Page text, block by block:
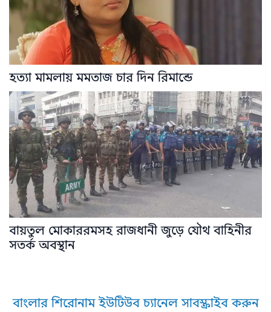
হত্যা মামলায় মমতাজ চার দিন রিমান্ডে
বায়তুল মোকাররমসহ রাজধানী জুড়ে যৌথ বাহিনীর
সতর্ক অবস্থান
বাংলার শিরোনাম ইউটিউব চ্যানেল সাবস্ক্রাইব করুন